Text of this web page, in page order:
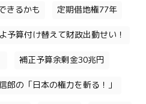
きるかも 定期借地権77年
予算付け替えて財政出動せい！
補正予算余剰金30兆円
郎の「日本の権力を斬る！」